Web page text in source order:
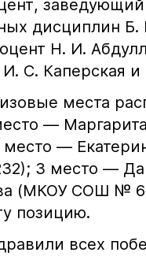
дисциплин Б.
Н. И.
С. Каперская
места
—
—
3 место —
(МКОУ СОШ № 6
позицию.
всех